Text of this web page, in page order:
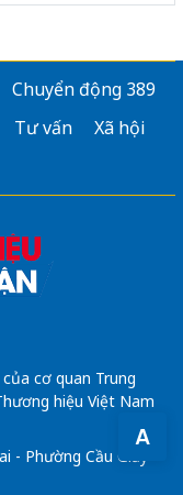
A
Chuyển động 389
Tư vấn
Xã hội
cơ quan Trung
hiệu Việt Nam
- Phường Cầu Giấy -